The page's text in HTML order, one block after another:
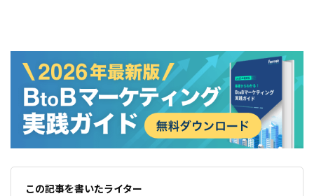
この記事を書いたライター